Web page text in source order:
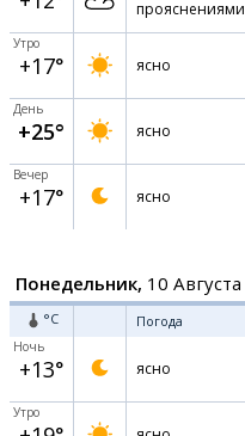
прояснениями
Утро
+17° ясно
День
+25° ясно
Вечер
+17° ясно
Понедельник, 10 Августа
°C Погода
Ночь
+13° ясно
Утро